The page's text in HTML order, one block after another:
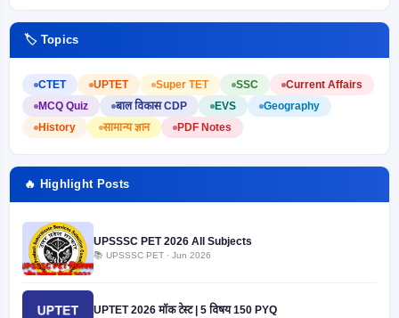
🏷️ Topics
CTET UPTET Super TET SSC
Current Affairs
MCQ Quiz
बाल विकास CDP EVS
Geography
History
सामान्य ज्ञान PDF Notes
🔥 Highlight Posts
UPSSSC PET 2026 All Subjects
📚 UPSSSC PET · Jun 2026
UPTET 2026 मॉक टेस्ट | 5 विषय 150 PYQ